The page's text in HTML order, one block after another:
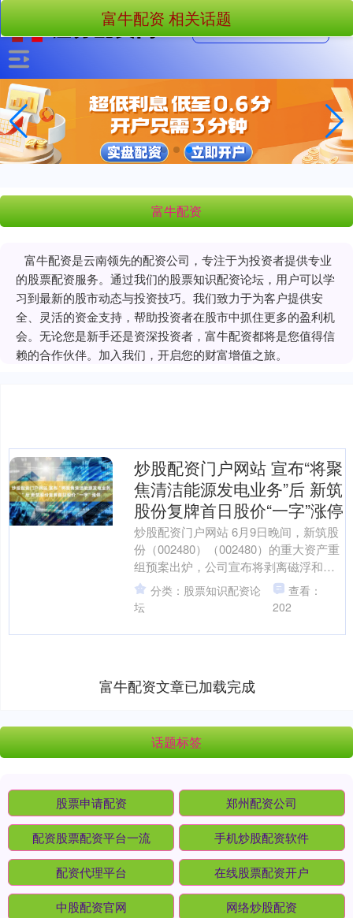
富牛配资
富牛配资是云南领先的配资公司，专注于为投资者提供专业
的股票配资服务。通过我们的股票知识配资论坛，用户可以学
习到最新的股市动态与投资技巧。我们致力于为客户提供安
全、灵活的资金支持，帮助投资者在股市中抓住更多的盈利机
会。无论您是新手还是资深投资者，富牛配资都将是您值得信
赖的合作伙伴。加入我们，开启您的财富增值之旅。
富牛配资 相关话题
炒股配资门户网站 宣布“将聚
焦清洁能源发电业务”后 新筑
股份复牌首日股价“一字”涨停
炒股配资门户网站 6月9日晚间，新筑股
份（002480）（002480）的重大资产重
组预案出炉，公司宣布将剥离磁浮和桥
梁功能部件业务，聚焦于清洁能源发电
业务。复....
分类：股票知识配资论
坛
查看：
202
富牛配资文章已加载完成
话题标签
股票申请配资 郑州配资公司
配资股票配资平台一流 手机炒股配资软件
配资代理平台 在线股票配资开户
中股配资官网 网络炒股配资